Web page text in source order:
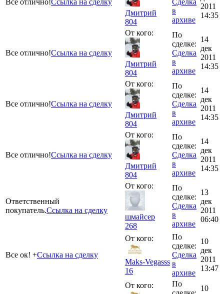
Дмитрий
804
в
архиве
2011
14:35
Все отлично!Ссылка на сделку
От кого:
Дмитрий
804
По
сделке:
Сделка
в
архиве
14
дек
2011
14:35
Все отлично!Ссылка на сделку
От кого:
Дмитрий
804
По
сделке:
Сделка
в
архиве
14
дек
2011
14:35
Все отлично!Ссылка на сделку
От кого:
Дмитрий
804
По
сделке:
Сделка
в
архиве
14
дек
2011
14:35
Ответственный
покупатель.Ссылка на сделку
От кого:
шмайсер
268
По
сделке:
Сделка
в
архиве
13
дек
2011
06:40
Все ок! +Ссылка на сделку
От кого:
Maks-Vegasss
16
По
сделке:
Сделка
в
архиве
10
дек
2011
13:47
От кого:
По
10